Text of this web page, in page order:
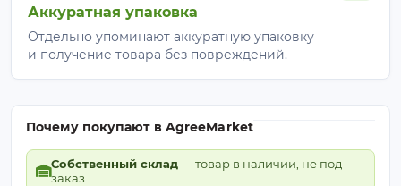
Аккуратная упаковка
Отдельно упоминают аккуратную упаковку
и получение товара без повреждений.
Почему покупают в AgreeMarket
Собственный склад— товар в наличии, не под
заказ